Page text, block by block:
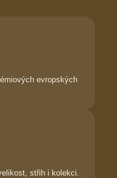
evropských
střih i kolekci.